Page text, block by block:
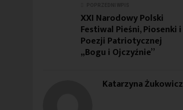
XXI Narodowy Polski
Festiwal Pieśni, Piosenki i
Poezji Patriotycznej
„Bogu i Ojczyźnie”
Katarzyna Żukowicz